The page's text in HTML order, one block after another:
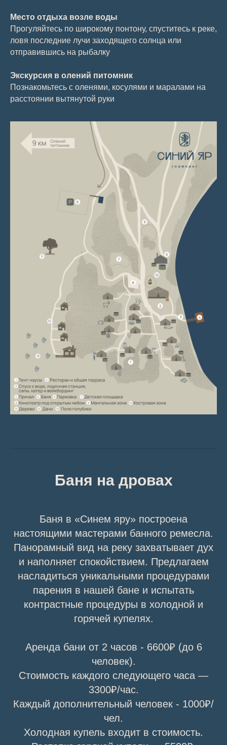
Место отдыха возле воды
Прогуляйтесь по широкому понтону, спуститесь к реке,
ловя последние лучи заходящего солнца или
отправившись на рыбалку
Экскурсия в олений питомник
Познакомьтесь с оленями, косулями и маралами на
расстоянии вытянутой руки
Баня на дровах
Баня в «Синем яру» построена
настоящими мастерами банного ремесла.
Панорамный вид на реку захватывает дух
и наполняет спокойствием. Предлагаем
насладиться уникальными процедурами
парения в нашей бане и испытать
контрастные процедуры в холодной и
горячей купелях.
Аренда бани от 2 часов - 6600₽ (до 6
человек).
Стоимость каждого следующего часа —
3300₽/час.
Каждый дополнительный человек - 1000₽/
чел.
Холодная купель входит в стоимость.